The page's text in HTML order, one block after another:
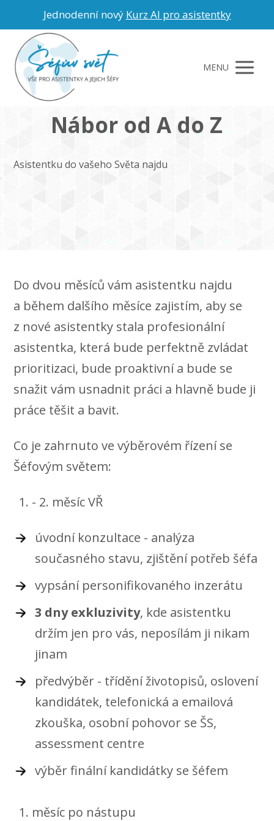
Jednodenní nový Kurz AI pro asistentky
MENU
Nábor od A do Z
Asistentku do vašeho Světa najdu
Do dvou měsíců vám asistentku najdu
a během dalšího měsíce zajistím, aby se
z nové asistentky stala profesionální
asistentka, která bude perfektně zvládat
prioritizaci, bude proaktivní a bude se
snažit vám usnadnit práci a hlavně bude ji
práce těšit a bavit.
Co je zahrnuto ve výběrovém řízení se
Šéfovým světem:
- 2. měsíc VŘ
úvodní konzultace - analýza
současného stavu, zjištění potřeb šéfa
vypsání personifikovaného inzerátu
3 dny exkluzivity, kde asistentku
držím jen pro vás, neposílám ji nikam
jinam
předvýběr - třídění životopisů, oslovení
kandidátek, telefonická a emailová
zkouška, osobní pohovor se ŠS,
assessment centre
výběr finální kandidátky se šéfem
měsíc po nástupu